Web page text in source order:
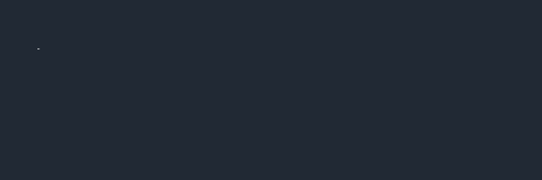
.